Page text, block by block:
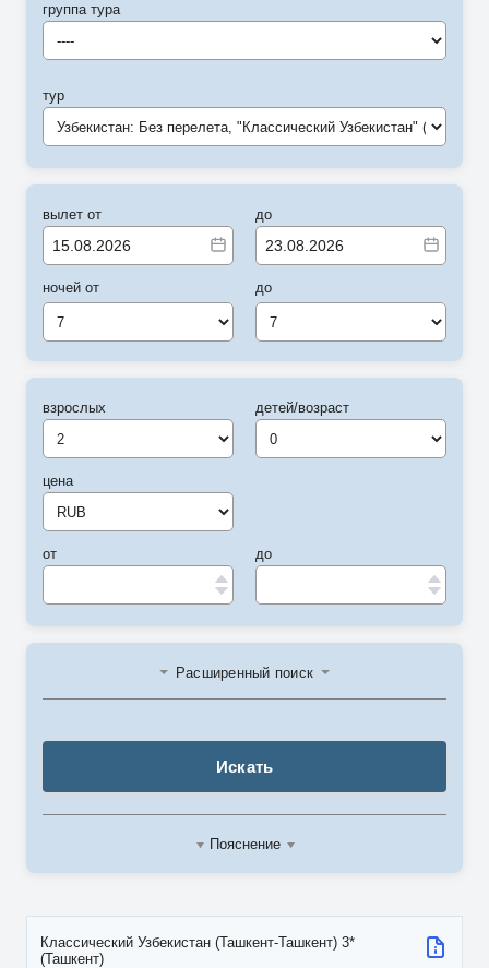
группа тура
----
тур
Узбекистан: Без перелета, "Классический Узбекистан" (Ташкент-Ташкент) (C)
вылет от
ночей от
7
до
до
7
взрослых
цена
от
детей/возраст
до
Расширенный поиск
Искать
Пояснение
Классический Узбекистан (Ташкент-Ташкент) 3*
(Ташкент)